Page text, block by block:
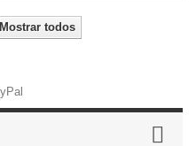
Mostrar todos